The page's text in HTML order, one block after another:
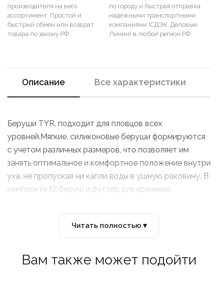
производителя на весь
ассортимент. Простой и
быстрый обмен или возврат
товара по закону РФ.
по городу и быстрая отправка
надежными транспортными
компаниями (СДЭК, Деловые
Линии) в любой регион РФ.
Описание Все характеристики
Беруши TYR, подходит для пловцов всех
уровней.Мягкие, силиконовые беруши формируются
с учетом различных размеров, что позволяет им
занять оптимальное и комфортное положение внутри
уха, не пропуская ни капли воды в ушную раковину. В
комплекте 12 беруш и футляр для хранения.
Читать полностью ▾
Вам также может подойти